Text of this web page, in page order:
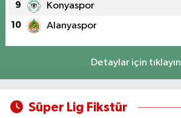
9 Konyaspor
10 Alanyaspor
Detaylar için tıklayın
Süper Lig Fikstür